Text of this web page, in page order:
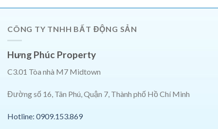
CÔNG TY TNHH BẤT ĐỘNG SẢN
Hưng Phúc Property
C3.01 Tòa nhà M7 Midtown
Đường số 16, Tân Phú, Quận 7, Thành phố Hồ Chí Minh
Hotline: 0909.153.869